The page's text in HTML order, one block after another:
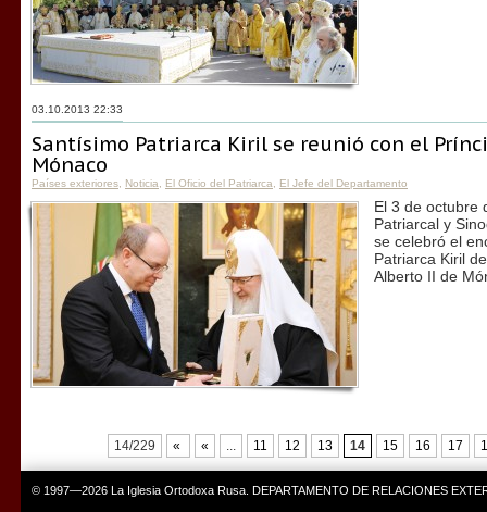
03.10.2013 22:33
Santísimo Patriarca Kiril se reunió con el
Mónaco
Países exteriores Noticia El Oficio del Patriarca El Jefe del Departamento
El 3 de octubre
Patriarcal y
se celebró el
Patriarca Kiril
Alberto II de
14/229 « « ... 11 12 13 14 15 16 17
© 1997—2026 La Iglesia Ortodoxa Rusa. DEPARTAMENTO DE RELACIONES